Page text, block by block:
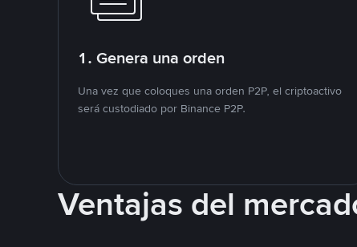
1. Genera una orden
Una vez que coloques una orden P2P, el criptoactivo
será custodiado por Binance P2P.
Ventajas del